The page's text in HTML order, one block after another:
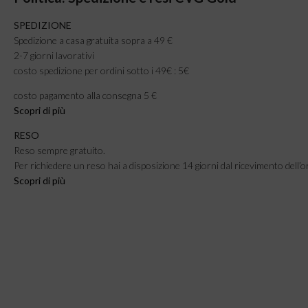
SPEDIZIONE
Spedizione a casa gratuita sopra a 49 €
2-7 giorni lavorativi
costo spedizione per ordini sotto i 49€ : 5€
costo pagamento alla consegna 5 €
Scopri di più
RESO
Reso sempre gratuito.
Per richiedere un reso hai a disposizione 14 giorni dal ricevimento
Scopri di più